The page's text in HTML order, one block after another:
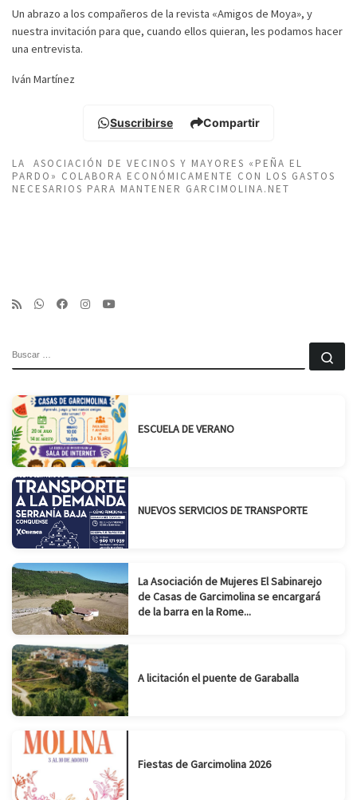
Un abrazo a los compañeros de la revista «Amigos de Moya», y
nuestra invitación para que, cuando ellos quieran, les podamos hacer
una entrevista.
Iván Martínez
Suscribirse Compartir
LA ASOCIACIÓN DE VECINOS Y MAYORES «PEÑA EL
PARDO» COLABORA ECONÓMICAMENTE CON LOS GASTOS
NECESARIOS PARA MANTENER GARCIMOLINA.NET
ESCUELA DE VERANO
NUEVOS SERVICIOS DE TRANSPORTE
La Asociación de Mujeres El Sabinarejo
de Casas de Garcimolina se encargará
de la barra en la Rome...
A licitación el puente de Garaballa
Fiestas de Garcimolina 2026